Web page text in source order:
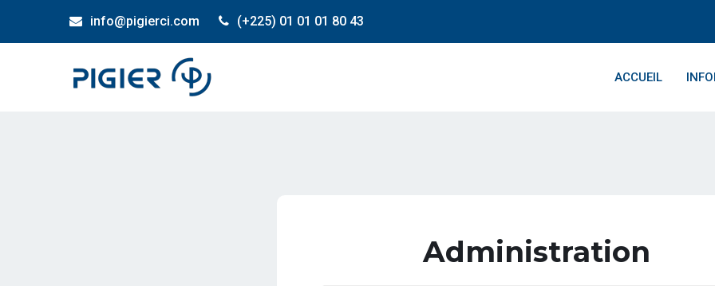
info@pigierci.com (+225) 01 01 01 80 43
ACCUEIL
Administration